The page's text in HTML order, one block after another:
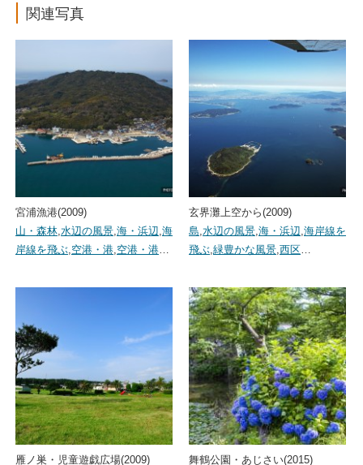
関連写真
宮浦漁港(2009)
山・森林,水辺の風景,海・浜辺,海
岸線を飛ぶ,空港・港,空港・港…
玄界灘上空から(2009)
島,水辺の風景,海・浜辺,海岸線を
飛ぶ,緑豊かな風景,西区…
雁ノ巣・児童遊戯広場(2009) 舞鶴公園・あじさい(2015)